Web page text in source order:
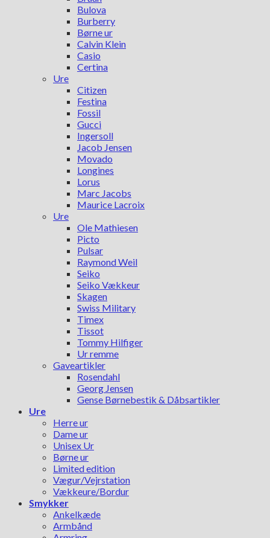
Bulova
Burberry
Børne ur
Calvin Klein
Casio
Certina
Ure
Citizen
Festina
Fossil
Gucci
Ingersoll
Jacob Jensen
Movado
Longines
Lorus
Marc Jacobs
Maurice Lacroix
Ure
Ole Mathiesen
Picto
Pulsar
Raymond Weil
Seiko
Seiko Vækkeur
Skagen
Swiss Military
Timex
Tissot
Tommy Hilfiger
Ur remme
Gaveartikler
Rosendahl
Georg Jensen
Gense Børnebestik & Dåbsartikler
Ure
Herre ur
Dame ur
Unisex Ur
Børne ur
Limited edition
Vægur/Vejrstation
Vækkeure/Bordur
Smykker
Ankelkæde
Armbånd